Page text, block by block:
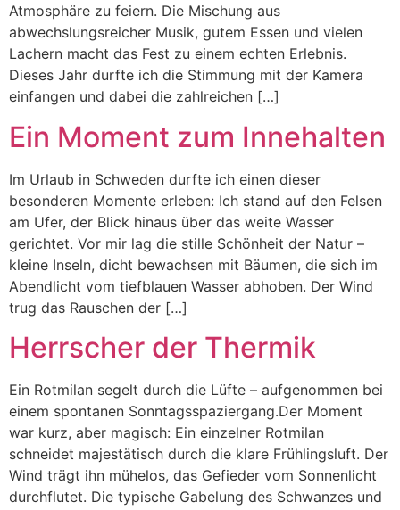
Atmosphäre zu feiern. Die Mischung aus
abwechslungsreicher Musik, gutem Essen und vielen
Lachern macht das Fest zu einem echten Erlebnis.
Dieses Jahr durfte ich die Stimmung mit der Kamera
einfangen und dabei die zahlreichen […]
Ein Moment zum Innehalten
Im Urlaub in Schweden durfte ich einen dieser
besonderen Momente erleben: Ich stand auf den Felsen
am Ufer, der Blick hinaus über das weite Wasser
gerichtet. Vor mir lag die stille Schönheit der Natur –
kleine Inseln, dicht bewachsen mit Bäumen, die sich im
Abendlicht vom tiefblauen Wasser abhoben. Der Wind
trug das Rauschen der […]
Herrscher der Thermik
Ein Rotmilan segelt durch die Lüfte – aufgenommen bei
einem spontanen Sonntagsspaziergang.Der Moment
war kurz, aber magisch: Ein einzelner Rotmilan
schneidet majestätisch durch die klare Frühlingsluft. Der
Wind trägt ihn mühelos, das Gefieder vom Sonnenlicht
durchflutet. Die typische Gabelung des Schwanzes und